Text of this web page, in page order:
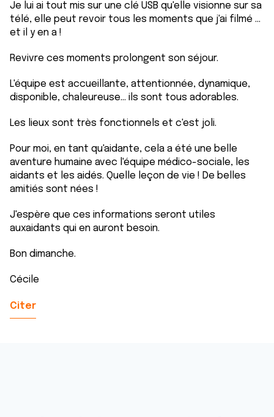
Je lui ai tout mis sur une clé USB qu'elle visionne sur sa
télé, elle peut revoir tous les moments que j'ai filmé ...
et il y en a !
Revivre ces moments prolongent son séjour.
L'équipe est accueillante, attentionnée, dynamique,
disponible, chaleureuse... ils sont tous adorables.
Les lieux sont très fonctionnels et c'est joli.
Pour moi, en tant qu'aidante, cela a été une belle
aventure humaine avec l'équipe médico-sociale, les
aidants et les aidés. Quelle leçon de vie ! De belles
amitiés sont nées !
J'espère que ces informations seront utiles
auxaidants qui en auront besoin.
Bon dimanche.
Cécile
Citer